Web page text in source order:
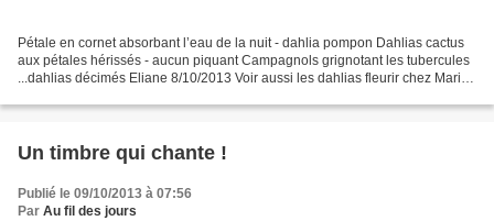
Pétale en cornet absorbant l’eau de la nuit - dahlia pompon Dahlias cactus
aux pétales hérissés - aucun piquant Campagnols grignotant les tubercules
...dahlias décimés Eliane 8/10/2013 Voir aussi les dahlias fleurir chez Marie-
Un timbre qui chante !
Publié le 09/10/2013 à 07:56
Par Au fil des jours